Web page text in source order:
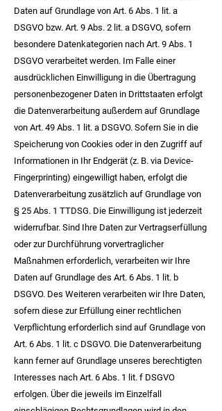
Daten auf Grundlage von Art. 6 Abs. 1 lit. a
DSGVO bzw. Art. 9 Abs. 2 lit. a DSGVO, sofern
besondere Datenkategorien nach Art. 9 Abs. 1
DSGVO verarbeitet werden. Im Falle einer
ausdrücklichen Einwilligung in die Übertragung
personenbezogener Daten in Drittstaaten erfolgt
die Datenverarbeitung außerdem auf Grundlage
von Art. 49 Abs. 1 lit. a DSGVO. Sofern Sie in die
Speicherung von Cookies oder in den Zugriff auf
Informationen in Ihr Endgerät (z. B. via Device-
Fingerprinting) eingewilligt haben, erfolgt die
Datenverarbeitung zusätzlich auf Grundlage von
§ 25 Abs. 1 TTDSG. Die Einwilligung ist jederzeit
widerrufbar. Sind Ihre Daten zur Vertragserfüllung
oder zur Durchführung vorvertraglicher
Maßnahmen erforderlich, verarbeiten wir Ihre
Daten auf Grundlage des Art. 6 Abs. 1 lit. b
DSGVO. Des Weiteren verarbeiten wir Ihre Daten,
sofern diese zur Erfüllung einer rechtlichen
Verpflichtung erforderlich sind auf Grundlage von
Art. 6 Abs. 1 lit. c DSGVO. Die Datenverarbeitung
kann ferner auf Grundlage unseres berechtigten
Interesses nach Art. 6 Abs. 1 lit. f DSGVO
erfolgen. Über die jeweils im Einzelfall